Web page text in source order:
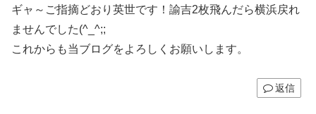
ギャ～ご指摘どおり英世です！諭吉2枚飛んだら横浜戻れ
ませんでした(^_^;;
これからも当ブログをよろしくお願いします。
返信